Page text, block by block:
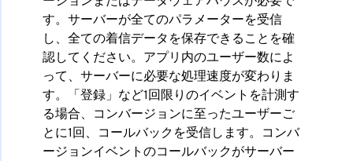
す。サーバーが全てのパラメーターを受信
し、全ての着信データを保存できることを確
認してください。アプリ内のユーザー数によ
って、サーバーに必要な処理速度が変わりま
す。「登録」など1回限りのイベントを計測す
る場合、コンバージョンに至ったユーザーご
とに1回、コールバックを受信します。コンバ
ージョンイベントのコールバックがサーバー